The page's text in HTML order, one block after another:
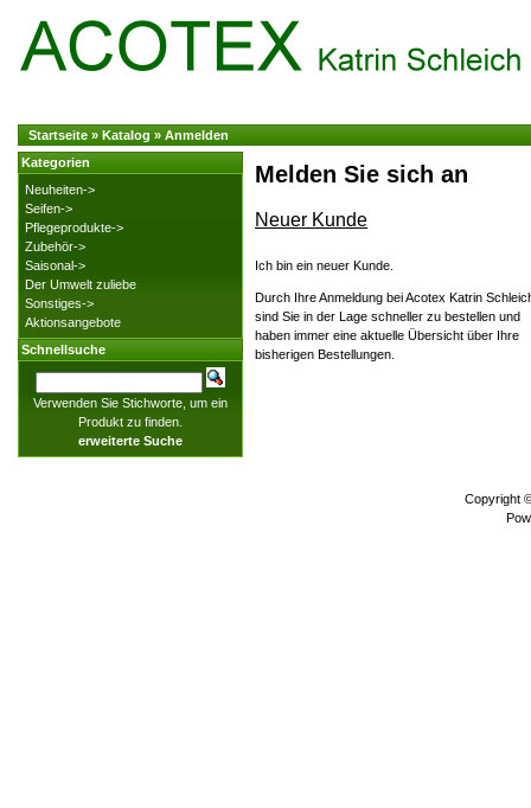
Startseite » Katalog » Anmelden
Melden Sie sich an
Neuer Kunde
Ich bin ein neuer Kunde.
Durch Ihre Anmeldung bei Acotex Katrin
sind Sie in der Lage schneller zu bestellen und
haben immer eine aktuelle Übersicht über Ihre
bisherigen Bestellungen.
Kategorien
Neuheiten->
Seifen->
Pflegeprodukte->
Zubehör->
Saisonal->
Der Umwelt zuliebe
Sonstiges->
Aktionsangebote
Schnellsuche
Verwenden Sie Stichworte, um ein
Produkt zu finden.
erweiterte Suche
Copyright